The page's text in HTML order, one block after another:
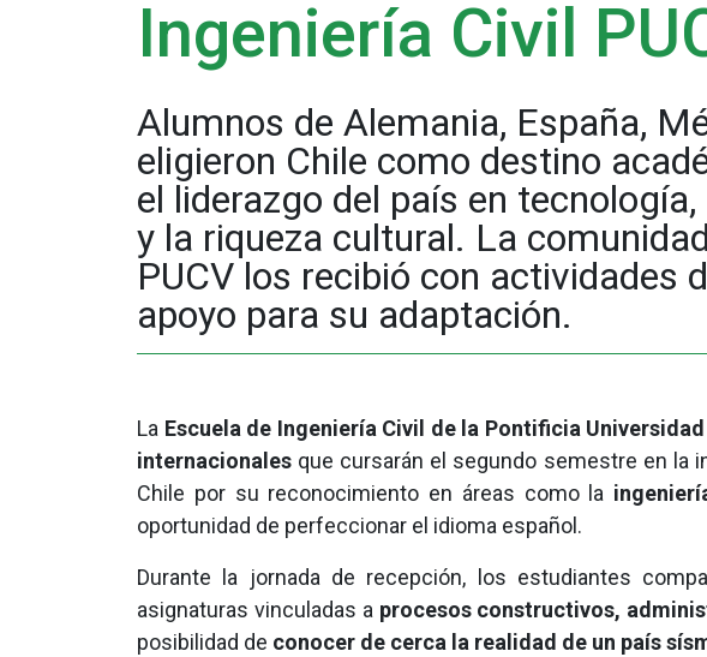
Ingeniería Civil
Alumnos de Alemania, España,
eligieron Chile como destino
el liderazgo del país en
y la riqueza cultural. La
PUCV los recibió con actividades
apoyo para su adaptación.
La Escuela de Ingeniería Civil de la Pontificia
internacionales que cursarán el segundo semestre en
Chile por su reconocimiento en áreas como la
oportunidad de perfeccionar el idioma español.
Durante la jornada de recepción, los estudiantes
asignaturas vinculadas a procesos constructivos,
posibilidad de conocer de cerca la realidad de un país